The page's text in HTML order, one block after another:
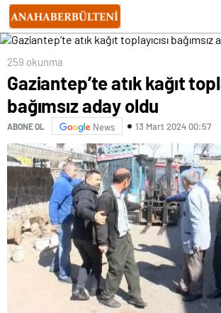
259 okunma
Gaziantep’te atık kağıt
bağımsız aday oldu
ABONE OL News 13 Mart 2024 00:57